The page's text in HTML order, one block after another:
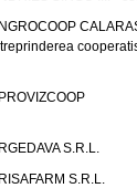
S.R.L.
S.R.L.